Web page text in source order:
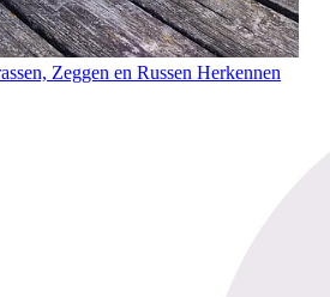
Zeggen en Russen Herkennen